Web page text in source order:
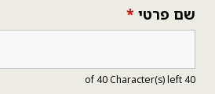
פרטי*